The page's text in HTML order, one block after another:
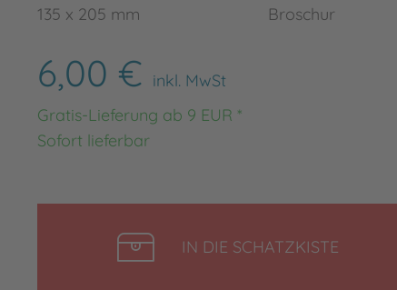
135 x 205 mm
Broschur
6,00 € inkl. MwSt
Gratis-Lieferung ab 9 EUR *
Sofort lieferbar
IN DIE SCHATZKISTE